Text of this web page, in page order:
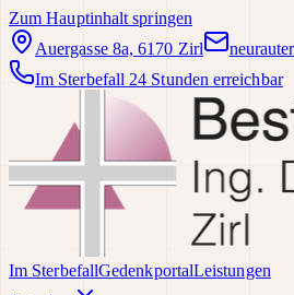
Zum Hauptinhalt springen
Auergasse 8a, 6170 Zirl
Im Sterbefall 24 Stunden erreichbar
Im SterbefallGedenkportalLeistungen